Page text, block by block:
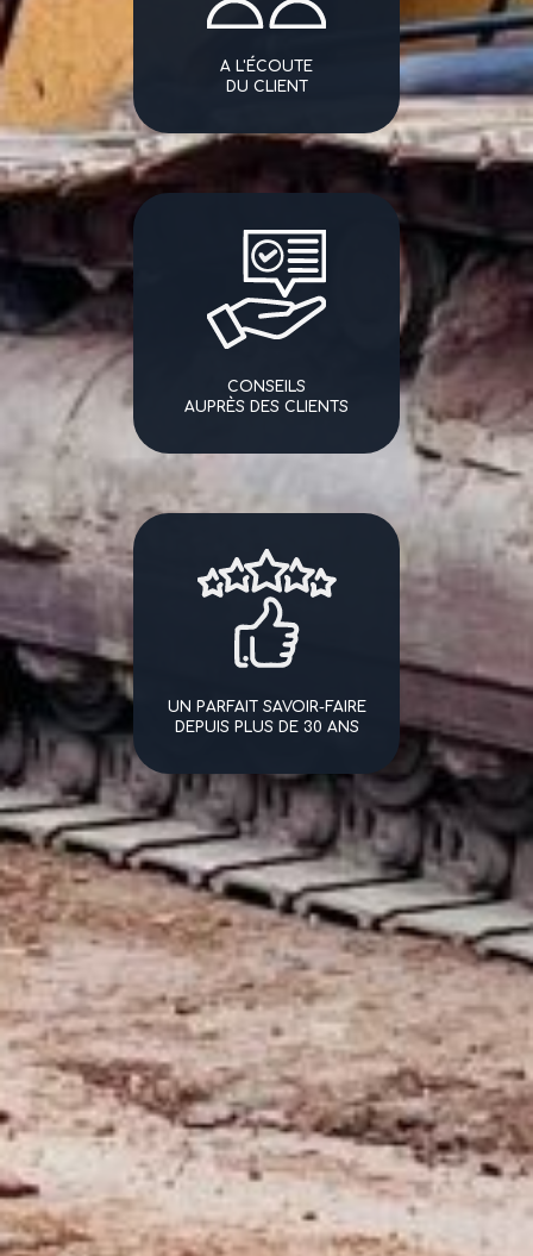
A L'ÉCOUTE
DU CLIENT
CONSEILS
AUPRÈS DES CLIENTS
UN PARFAIT SAVOIR-FAIRE
DEPUIS PLUS DE 30 ANS